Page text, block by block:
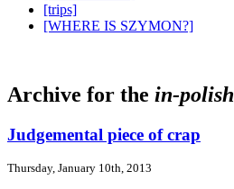
[trips]
[WHERE IS SZYMON?]
Archive for the in-polish
Judgemental piece of crap
Thursday, January 10th, 2013